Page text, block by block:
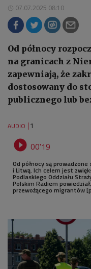
07.07.2025 08:10
Od północy
na granicach z
zapewniają, że
dostosowany do
publicznego lub
AUDIO 1
 00'19
Od północy są
i Litwą. Ich celem jest
Podlaskiego Oddziału
Polskim Radiem
przewożącego migrantów